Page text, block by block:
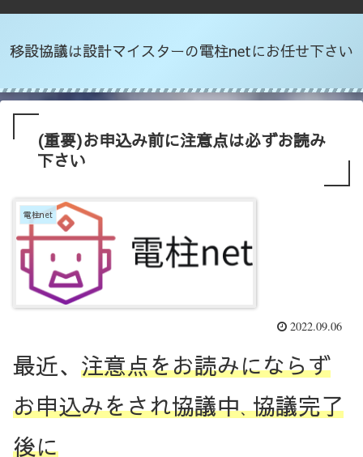
移設協議は設計マイスターの電柱netにお任せ下さい
(重要)お申込み前に注意点は必ずお読み
下さい
電柱net
2022.09.06
最近、 注意点をお読みにならず
お申込みをされ協議中、協議完了
後に